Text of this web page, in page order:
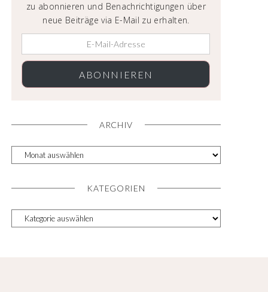
zu abonnieren und Benachrichtigungen über
neue Beiträge via E-Mail zu erhalten.
ABONNIEREN
ARCHIV
KATEGORIEN